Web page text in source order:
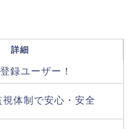
詳細
録ユーザー！
体制で安心・安全